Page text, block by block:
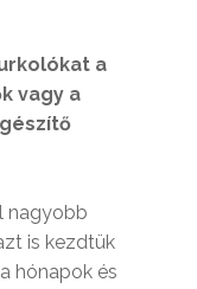
a
vagy a
nagyobb
is kezdtük
hónapok és